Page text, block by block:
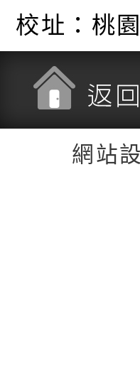
校址： 桃
返回首頁網站